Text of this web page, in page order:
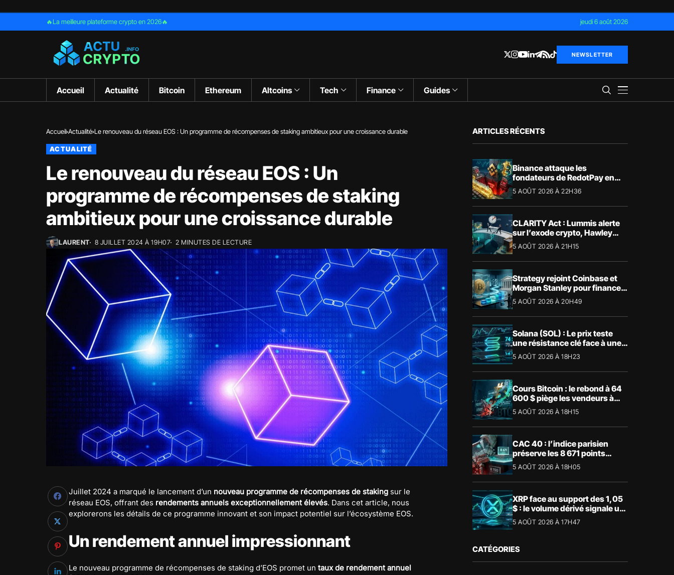
🔥La meilleure plateforme crypto en 2026🔥 jeudi 6 août 2026
NEWSLETTER
Accueil Actualité Bitcoin Ethereum Altcoins Tech Finance Guides
Accueil Actualité Le renouveau du réseau EOS : Un programme de récompenses de staking ambitieux pour une croissance durable
ACTUALITÉ
Le renouveau du réseau EOS : Un
programme de récompenses de staking
ambitieux pour une croissance durable
LAURENT 8 JUILLET 2024 À 19H07 2 MINUTES DE LECTURE
Juillet 2024 a marqué le lancement d’un nouveau programme de récompenses de staking sur le
réseau EOS, offrant des rendements annuels exceptionnellement élevés. Dans cet article, nous
explorerons les détails de ce programme innovant et son impact potentiel sur l’écosystème EOS.
Un rendement annuel impressionnant
Le nouveau programme de récompenses de staking d’EOS promet un taux de rendement annuel
ARTICLES RÉCENTS
Binance attaque les
fondateurs de RedotPay en
justice pour 472,8 millions de
dollars
5 AOÛT 2026 À 22H36
CLARITY Act : Lummis alerte
sur l’exode crypto, Hawley
bloque le vote
5 AOÛT 2026 À 21H15
Strategy rejoint Coinbase et
Morgan Stanley pour financer
les Trump Accounts
5 AOÛT 2026 À 20H49
Solana (SOL) : Le prix teste
une résistance clé face à une
tendance mensuelle baissière
5 AOÛT 2026 À 18H23
Cours Bitcoin : le rebond à 64
600 $ piège les vendeurs à
découvert
5 AOÛT 2026 À 18H15
CAC 40 : l’indice parisien
préserve les 8 671 points
malgré le recul du luxe
5 AOÛT 2026 À 18H05
XRP face au support des 1,05
$ : le volume dérivé signale un
risque de volatilité
5 AOÛT 2026 À 17H47
CATÉGORIES